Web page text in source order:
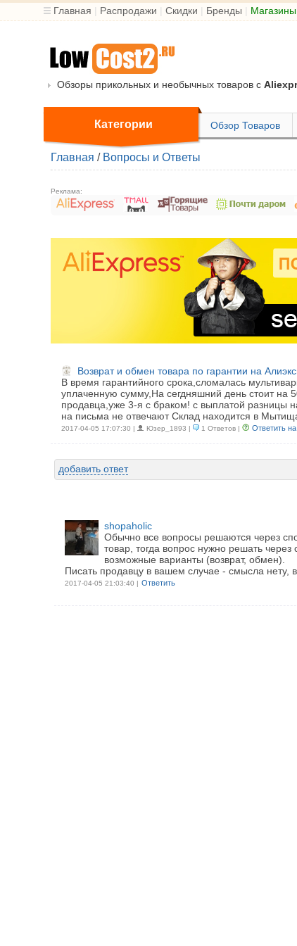
Главная | Распродажи | Скидки | Бренды |
Обзоры прикольных и необычных товаров с
Категории Обзор Товаров
Главная / Вопросы и Ответы
Реклама:
Возврат и обмен товара по гарантии на
В время гарантийного срока,сломалась
уплаченную сумму,На сегдняшний день стоит на
продавца,уже 3-я с браком! с выплатой
на письма не отвечают Склад находится в
2017-04-05 17:07:30 | Юзер_1893 | 1 Ответов | Ответить
добавить ответ
shopaholic
Обычно все вопросы решаются через
товар, тогда вопрос нужно решать
возможные варианты (возврат, обмен).
Писать продавцу в вашем случае - смысла нету,
2017-04-05 21:03:40 | Ответить